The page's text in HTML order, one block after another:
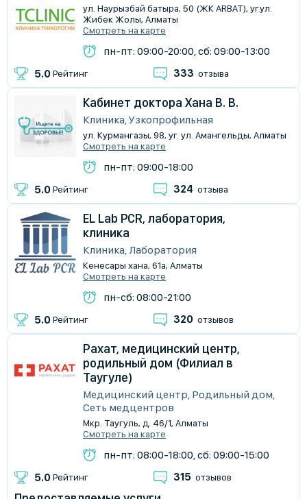
ул. Наурызбай батыра, 50 (ЖК ARBAT), уг.ул.
Жибек Жолы, Алматы
Смотреть на карте
пн-пт: 09:00-20:00, сб: 09:00-13:00
5.0 Рейтинг 333 отзыва
Кабинет доктора Хана В. В.
Клиника, Узкопрофильная
ул. Курмангазы, 98, уг. ул. Амангельды, Алматы
Смотреть на карте
пн-пт: 09:00-18:00
5.0 Рейтинг 324 отзыва
EL Lab PCR, лаборатория,
клиника
Клиника, Лаборатория
Кенесары хана, 61а, Алматы
Смотреть на карте
пн-сб: 08:00-21:00
5.0 Рейтинг 320 отзывов
Рахат, медицинский центр,
родильный дом (Филиал в
Таугуле)
Медицинский центр, Родильный дом,
Сеть медцентров
Мкр. Таугуль, д. 46/1, Алматы
Смотреть на карте
пн-пт: 08:00-18:00, сб: 09:00-15:00
5.0 Рейтинг 315 отзывов